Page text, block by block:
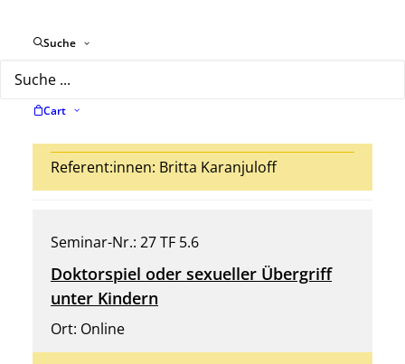
Suche
Cart
Datum:
Referent:innen: Britta Karanjuloff
Seminar-Nr.: 27 TF 5.6
Doktorspiel oder sexueller Übergriff
unter Kindern
Ort: Online